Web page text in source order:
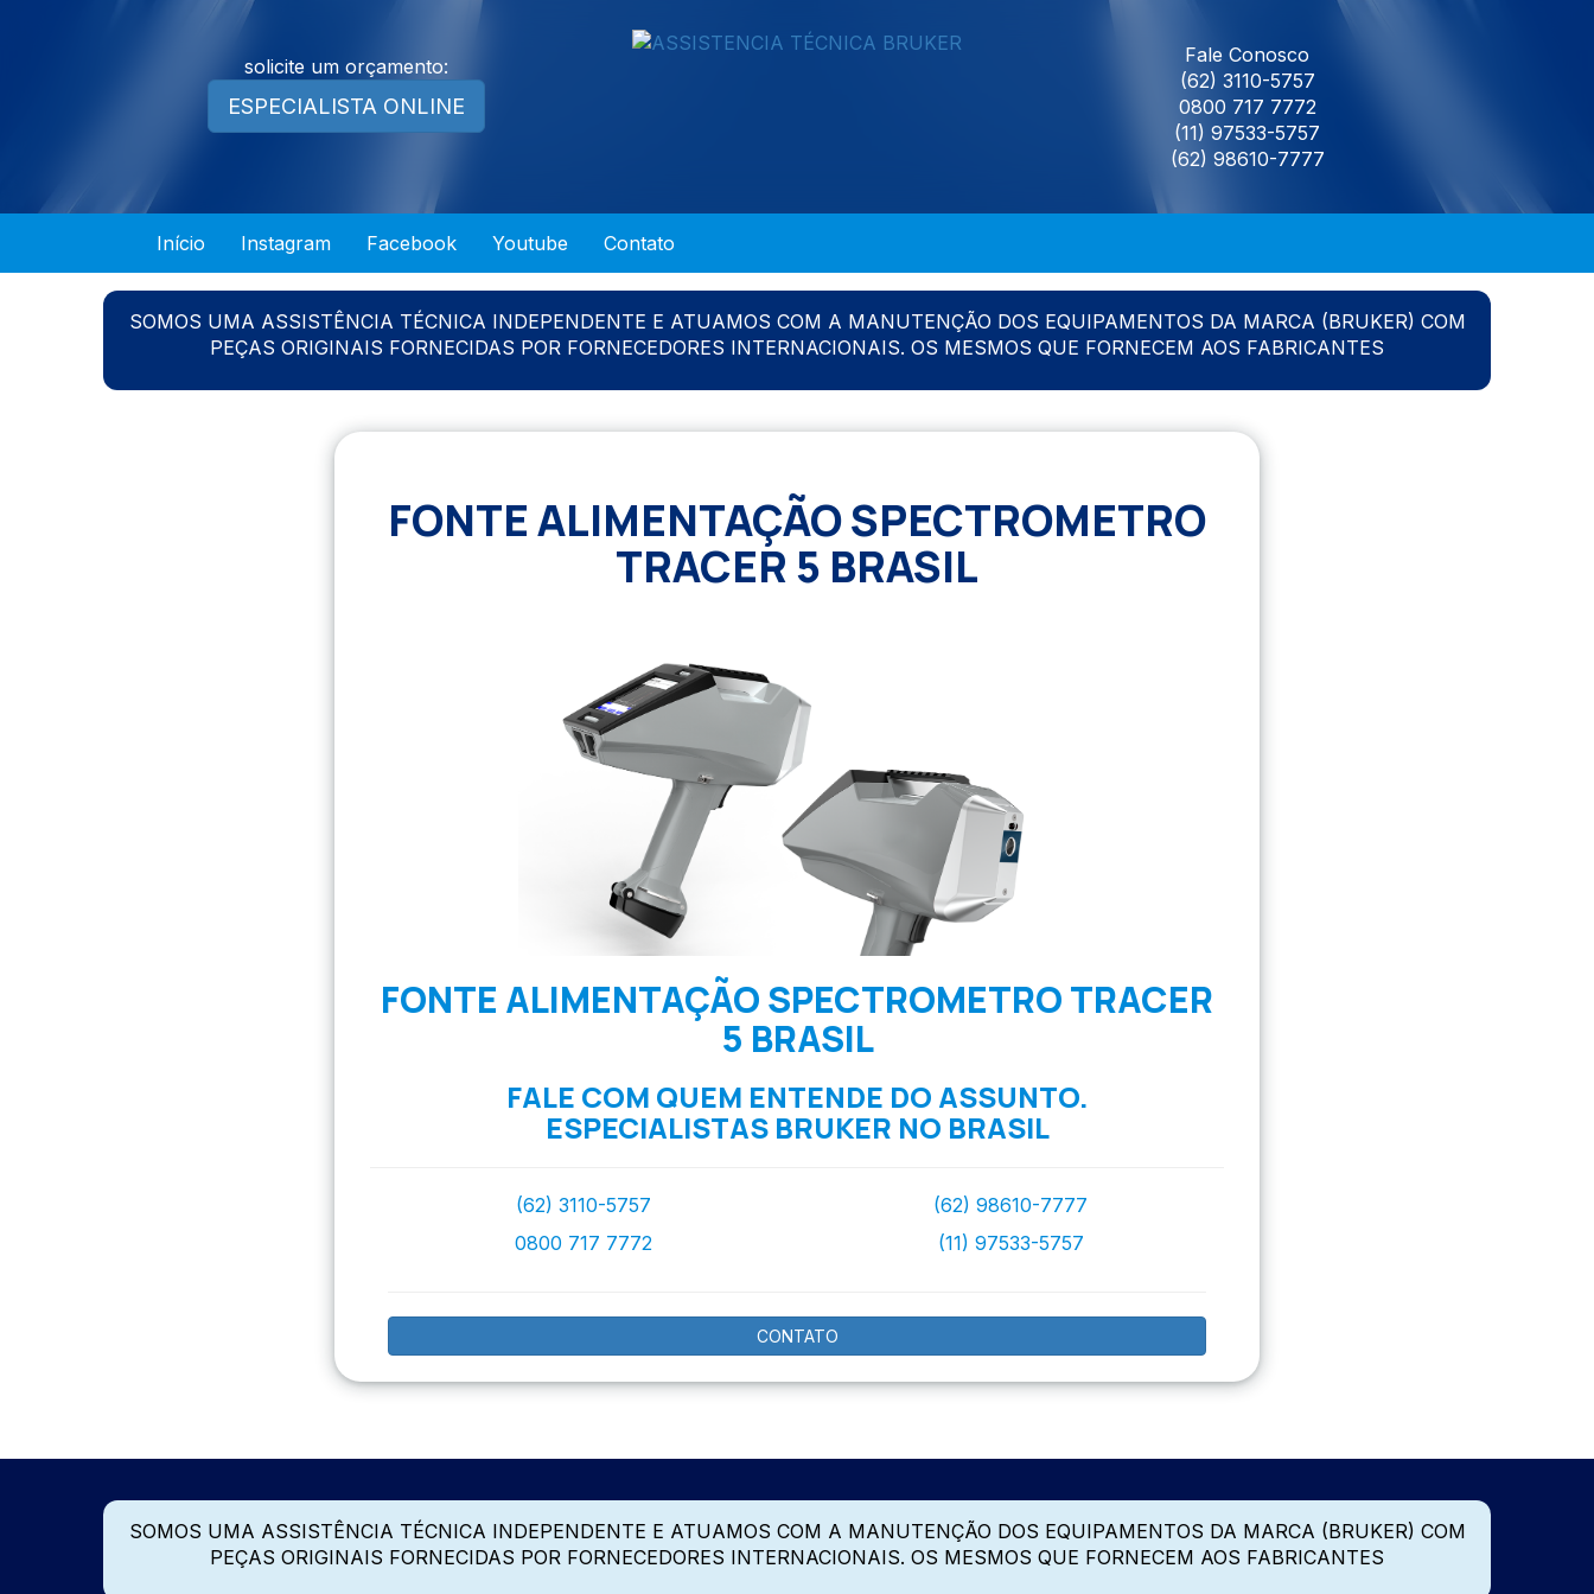
solicite um orçamento:
ESPECIALISTA ONLINE
Fale Conosco
(62) 3110-5757
0800 717 7772
(11) 97533-5757
(62) 98610-7777
Início Instagram Facebook Youtube Contato
SOMOS UMA ASSISTÊNCIA TÉCNICA INDEPENDENTE E ATUAMOS COM A MANUTENÇÃO DOS EQUIPAMENTOS DA MARCA (BRUKER) COM
PEÇAS ORIGINAIS FORNECIDAS POR FORNECEDORES INTERNACIONAIS. OS MESMOS QUE FORNECEM AOS FABRICANTES
FONTE ALIMENTAÇÃO SPECTROMETRO
TRACER 5 BRASIL
FONTE ALIMENTAÇÃO SPECTROMETRO TRACER
5 BRASIL
FALE COM QUEM ENTENDE DO ASSUNTO.
ESPECIALISTAS BRUKER NO BRASIL
(62) 3110-5757
0800 717 7772
(62) 98610-7777
(11) 97533-5757
CONTATO
SOMOS UMA ASSISTÊNCIA TÉCNICA INDEPENDENTE E ATUAMOS COM A MANUTENÇÃO DOS EQUIPAMENTOS DA MARCA (BRUKER) COM
PEÇAS ORIGINAIS FORNECIDAS POR FORNECEDORES INTERNACIONAIS. OS MESMOS QUE FORNECEM AOS FABRICANTES